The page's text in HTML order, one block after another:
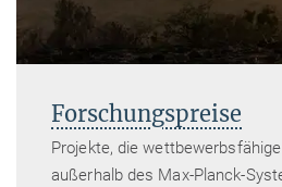
Forschungspreise
Projekte, die
außerhalb des Max-Planck-